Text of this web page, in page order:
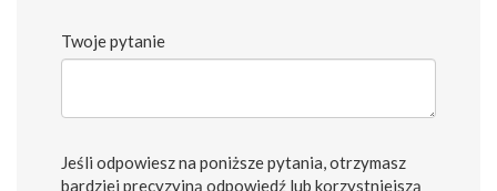
Twoje pytanie
Jeśli odpowiesz na poniższe pytania, otrzymasz
bardziej precyzyjną odpowiedź lub korzystniejszą